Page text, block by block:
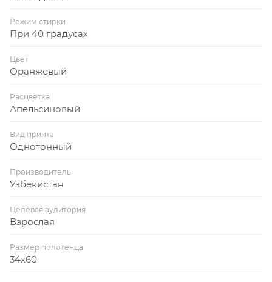
Режим стирки
При 40 градусах
Цвет
Оранжевый
Расцветка
Апельсиновый
Вид принта
Однотонный
Производитель
Узбекистан
Целевая аудитория
Взрослая
Размер полотенца
34х60